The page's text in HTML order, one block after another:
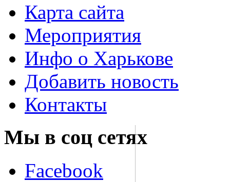
Карта сайта
Мероприятия
Инфо о Харькове
Добавить новость
Контакты
Мы в соц сетях
Facebook